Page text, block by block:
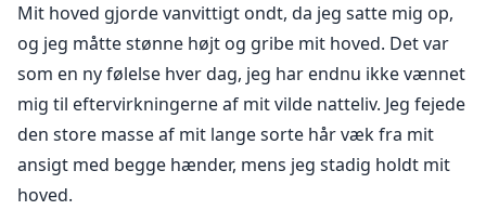
Mit hoved gjorde vanvittigt ondt, da jeg satte mig op,
og jeg måtte stønne højt og gribe mit hoved. Det var
som en ny følelse hver dag, jeg har endnu ikke vænnet
mig til eftervirkningerne af mit vilde natteliv. Jeg fejede
den store masse af mit lange sorte hår væk fra mit
ansigt med begge hænder, mens jeg stadig holdt mit
hoved.